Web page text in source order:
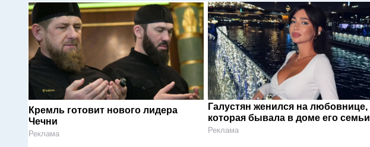
Кремль готовит нового лидера
Чечни
Реклама
Галустян женился на любовнице,
которая бывала в доме его семьи
Реклама